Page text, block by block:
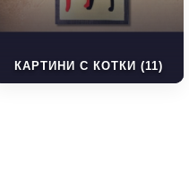
КАРТИНИ С КОТКИ (11)